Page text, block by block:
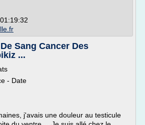
Sang Cancer Des
...
- Date
j'avais une douleur au testicule